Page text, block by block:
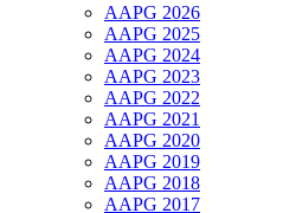
AAPG 2026
AAPG 2025
AAPG 2024
AAPG 2023
AAPG 2022
AAPG 2021
AAPG 2020
AAPG 2019
AAPG 2018
AAPG 2017